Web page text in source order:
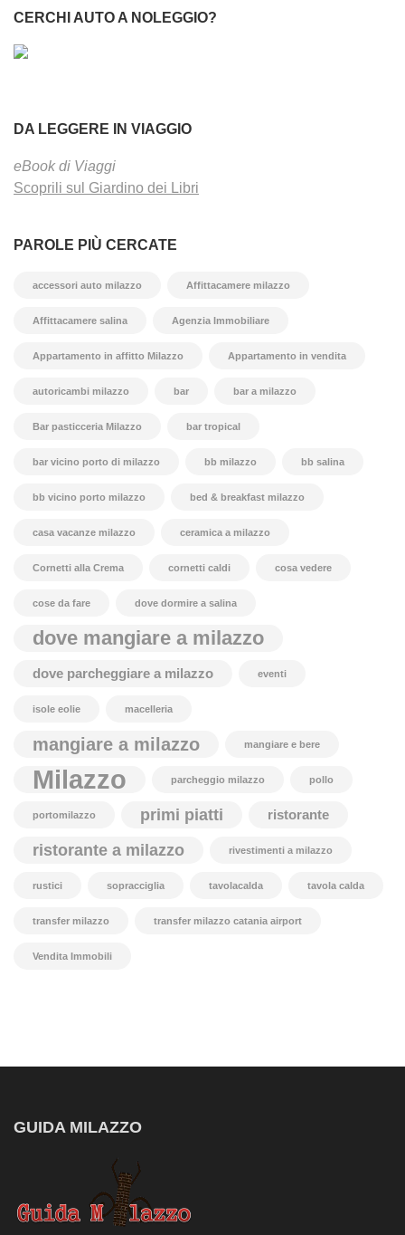
CERCHI AUTO A NOLEGGIO?
DA LEGGERE IN VIAGGIO
eBook di Viaggi
Scoprili sul Giardino dei Libri
PAROLE PIÙ CERCATE
accessori auto milazzo Affittacamere milazzo
Affittacamere salina Agenzia Immobiliare
Appartamento in affitto Milazzo Appartamento in vendita
autoricambi milazzo bar bar a milazzo
Bar pasticceria Milazzo bar tropical
bar vicino porto di milazzo bb milazzo bb salina
bb vicino porto milazzo bed & breakfast milazzo
casa vacanze milazzo ceramica a milazzo
Cornetti alla Crema cornetti caldi cosa vedere
cose da fare dove dormire a salina
dove mangiare a milazzo
dove parcheggiare a milazzo eventi
isole eolie macelleria
mangiare a milazzo mangiare e bere
Milazzo parcheggio milazzo pollo
portomilazzo primi piatti ristorante
ristorante a milazzo rivestimenti a milazzo
rustici sopracciglia tavolacalda tavola calda
transfer milazzo transfer milazzo catania airport
Vendita Immobili
GUIDA MILAZZO